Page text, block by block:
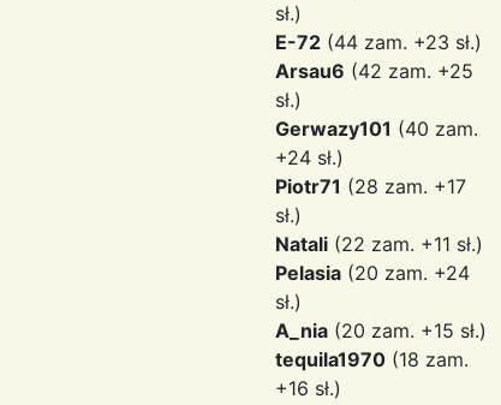
sł.)
E-72 (44 zam. +23 sł.)
Arsau6 (42 zam. +25
sł.)
Gerwazy101 (40 zam.
+24 sł.)
Piotr71 (28 zam. +17
sł.)
Natali (22 zam. +11 sł.)
Pelasia (20 zam. +24
sł.)
A_nia (20 zam. +15 sł.)
tequila1970 (18 zam.
+16 sł.)